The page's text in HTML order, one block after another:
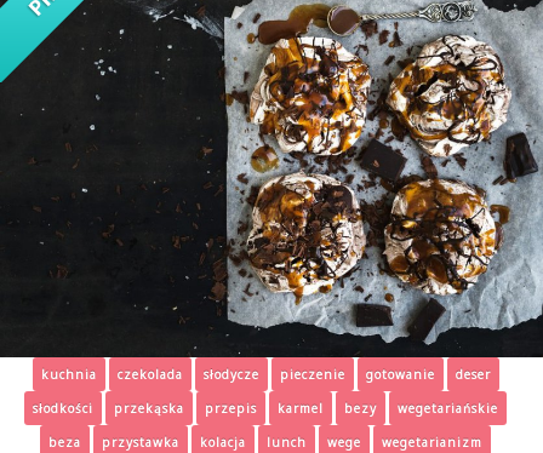
kuchnia czekolada słodycze pieczenie gotowanie
deser
słodkości
przekąska przepis karmel bezy
wegetariańskie
beza
przystawka kolacja lunch wege
wegetarianizm